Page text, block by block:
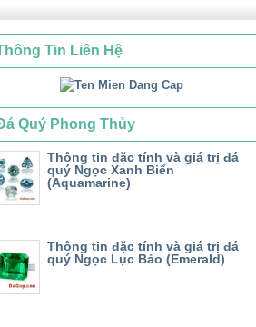
Tin Liên Hệ
Quý Phong Thủy
Thông tin đặc tính và giá trị đá
quý Ngọc Xanh Biển
(Aquamarine)
Thông tin đặc tính và giá trị đá
quý Ngọc Lục Bảo (Emerald)